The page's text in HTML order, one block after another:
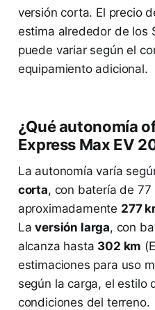
versión corta. El precio
estima alrededor de los
puede variar según el
equipamiento adicional.
¿Qué autonomía
Express Max EV
La autonomía varía
corta, con batería de 77
aproximadamente 277
Laversión larga, con
alcanza hasta 302 km
estimaciones para uso
según la carga, el estilo
condiciones del terreno.